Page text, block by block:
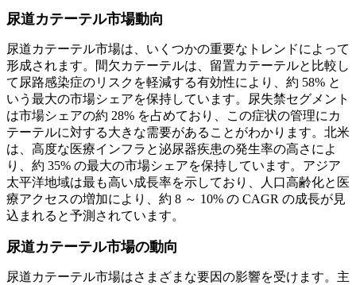
尿道カテーテル市場動向
尿道カテーテル市場は、いくつかの重要なトレンドによって
形成されます。間欠カテーテルは、留置カテーテルと比較し
て尿路感染症のリスクを軽減する有効性により、約 58% と
いう最大の市場シェアを保持しています。尿失禁セグメント
は市場シェアの約 28% を占めており、この症状の管理にカ
テーテルに対する大きな需要があることがわかります。北米
は、高度な医療インフラと泌尿器疾患の発生率の高さによ
り、約 35% の最大の市場シェアを保持しています。アジア
太平洋地域は最も高い成長率を示しており、人口高齢化と医
療アクセスの増加により、約 8 ～ 10% の CAGR の成長が見
込まれると予測されています。
尿道カテーテル市場の動向
尿道カテーテル市場はさまざまな要因の影響を受けます。主